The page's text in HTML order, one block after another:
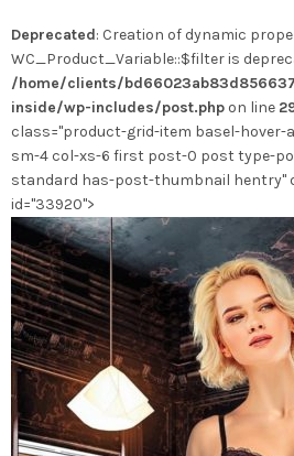
Optionen
können
auf
der
gewählt
werden
Deprecated: Creation of dynamic
WC_Product_Variable::$filter is
/home/clients/
inside/wp-includes/post.php on line
class="product-grid-item basel-
sm-4 col-xs-6 first post-0 post type-
standard has-post-thumbnail hentry"
id="33920">